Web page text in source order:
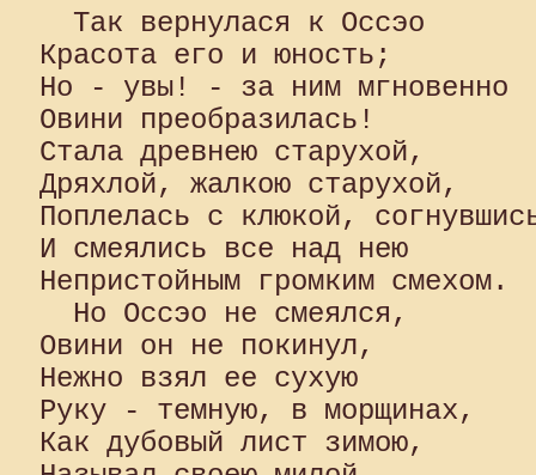
  Так вернулася к Оссэо
Красота его и юность;
Но - увы! - за ним мгновенно
Овини преобразилась!
Стала древнею старухой,
Дряхлой, жалкою старухой,
Поплелась с клюкой,
И смеялись все над нею
Непристойным громким смехом.
  Но Оссэо не смеялся,
Овини он не покинул,
Нежно взял ее сухую
Руку - темную, в морщинах,
Как дубовый лист зимою,